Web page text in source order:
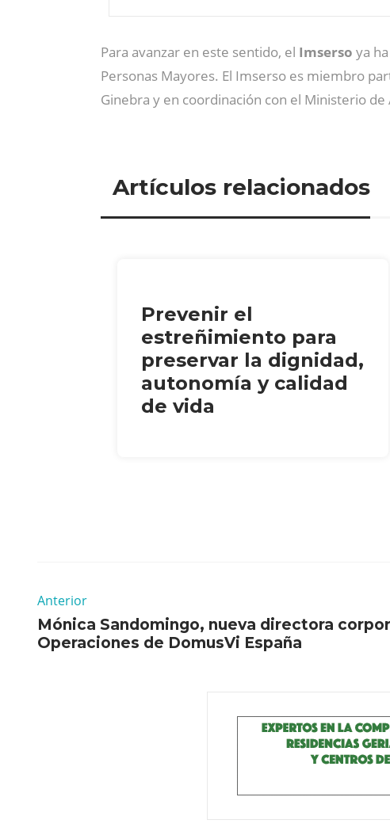
Para avanzar en este sentido, el Imserso ya
Personas Mayores. El Imserso es miembro
Ginebra y en coordinación con el Ministerio
Artículos relacionados
Prevenir el
estreñimiento para
preservar la dignidad,
autonomía y calidad
de vida
Anterior
Mónica Sandomingo, nueva directora
Operaciones de DomusVi España